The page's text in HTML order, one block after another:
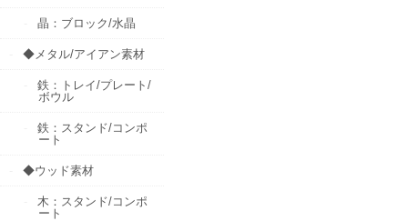
晶：ブロック/水晶
◆メタル/アイアン素材
鉄：トレイ/プレート/
ボウル
鉄：スタンド/コンポ
ート
◆ウッド素材
木：スタンド/コンポ
ート